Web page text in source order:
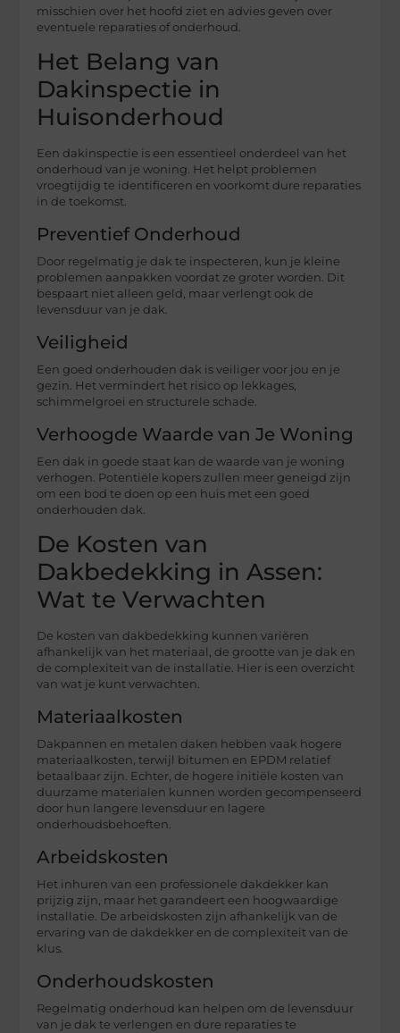
misschien over het hoofd ziet en advies geven over
eventuele reparaties of onderhoud.
Het Belang van
Dakinspectie in
Huisonderhoud
Een dakinspectie is een essentieel onderdeel van het
onderhoud van je woning. Het helpt problemen
vroegtijdig te identificeren en voorkomt dure reparaties
in de toekomst.
Preventief Onderhoud
Door regelmatig je dak te inspecteren, kun je kleine
problemen aanpakken voordat ze groter worden. Dit
bespaart niet alleen geld, maar verlengt ook de
levensduur van je dak.
Veiligheid
Een goed onderhouden dak is veiliger voor jou en je
gezin. Het vermindert het risico op lekkages,
schimmelgroei en structurele schade.
Verhoogde Waarde van Je Woning
Een dak in goede staat kan de waarde van je woning
verhogen. Potentiële kopers zullen meer geneigd zijn
om een bod te doen op een huis met een goed
onderhouden dak.
De Kosten van
Dakbedekking in Assen:
Wat te Verwachten
De kosten van dakbedekking kunnen variëren
afhankelijk van het materiaal, de grootte van je dak en
de complexiteit van de installatie. Hier is een overzicht
van wat je kunt verwachten.
Materiaalkosten
Dakpannen en metalen daken hebben vaak hogere
materiaalkosten, terwijl bitumen en EPDM relatief
betaalbaar zijn. Echter, de hogere initiële kosten van
duurzame materialen kunnen worden gecompenseerd
door hun langere levensduur en lagere
onderhoudsbehoeften.
Arbeidskosten
Het inhuren van een professionele dakdekker kan
prijzig zijn, maar het garandeert een hoogwaardige
installatie. De arbeidskosten zijn afhankelijk van de
ervaring van de dakdekker en de complexiteit van de
klus.
Onderhoudskosten
Regelmatig onderhoud kan helpen om de levensduur
van je dak te verlengen en dure reparaties te